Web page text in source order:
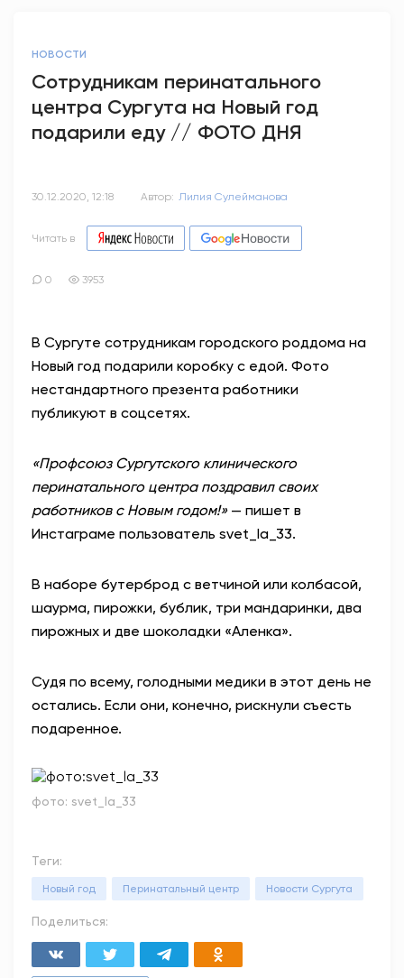
НОВОСТИ
Сотрудникам перинатального
центра Сургута на Новый год
подарили еду // ФОТО ДНЯ
30.12.2020, 12:18 Автор: Лилия Сулейманова
Читать в
0 3953
В Сургуте сотрудникам городского роддома на
Новый год подарили коробку с едой. Фото
нестандартного презента работники
публикуют в соцсетях.
«Профсоюз Сургутского клинического
перинатального центра поздравил своих
работников с Новым годом!»— пишет в
Инстаграме пользователь svet_la_33.
В наборе бутерброд с ветчиной или колбасой,
шаурма, пирожки, бублик, три мандаринки, два
пирожных и две шоколадки «Аленка».
Судя по всему, голодными медики в этот день не
остались. Если они, конечно, рискнули съесть
подаренное.
фото: svet_la_33
Теги:
Новый год Перинатальный центр Новости Сургута
Поделиться: